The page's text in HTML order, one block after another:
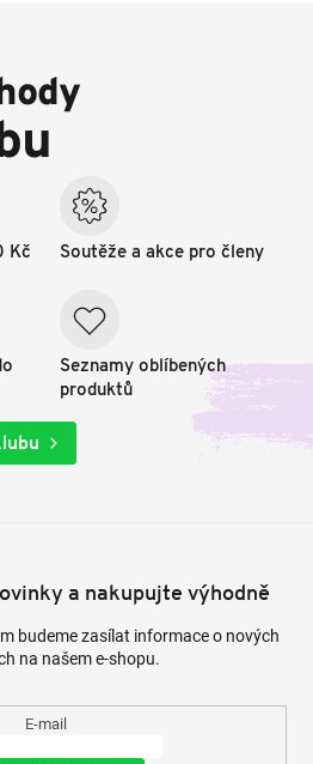
Kč Soutěže a akce pro členy
Seznamy oblíbených
produktů
a nakupujte výhodně
budeme zasílat informace o nových
na našem e-shopu.
E-mail